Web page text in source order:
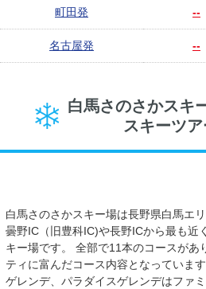
町田発 --
名古屋発 --
白馬さのさかスキ
スキーツ
白馬さのさかスキー場は長野県白馬エ
曇野IC（旧豊科IC)や長野ICから最も近
キー場です。 全部で11本のコースがあ
ティに富んだコース内容となっていま
ゲレンデ、パラダイスゲレンデはファ